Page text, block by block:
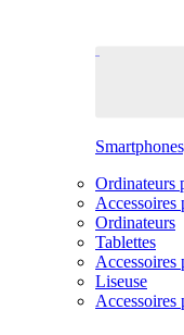
Ordinateurs
Accessoires
Ordinateurs
Tablettes
Accessoires
Liseuse
Accessoires